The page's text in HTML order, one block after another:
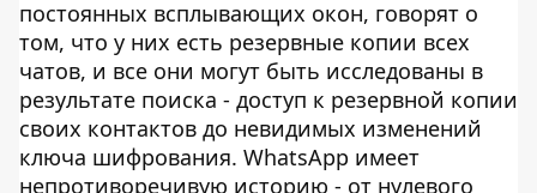
постоянных всплывающих окон, говорят о
том, что у них есть резервные копии всех
чатов, и все они могут быть исследованы в
результате поиска - доступ к резервной копии
своих контактов до невидимых изменений
ключа шифрования. WhatsApp имеет
непротиворечивую историю - от нулевого